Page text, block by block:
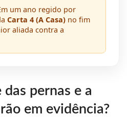
um ano regido por
Carta 4 (A Casa) no fim
aliada contra a
das pernas e a
em evidência?